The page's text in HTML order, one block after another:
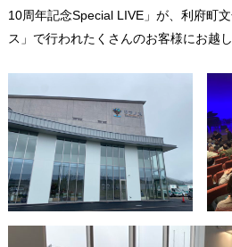
10周年記念Special LIVE」が、利府町
ス」で行われたくさんのお客様にお越